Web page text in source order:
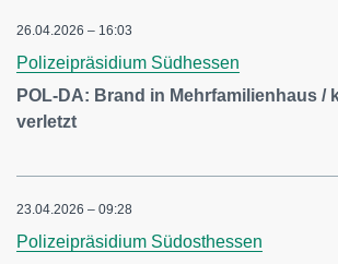
26.04.2026 – 16:03
Polizeipräsidium Südhessen
POL-DA: Brand in Mehrfamilienhaus /
verletzt
23.04.2026 – 09:28
Polizeipräsidium Südosthessen